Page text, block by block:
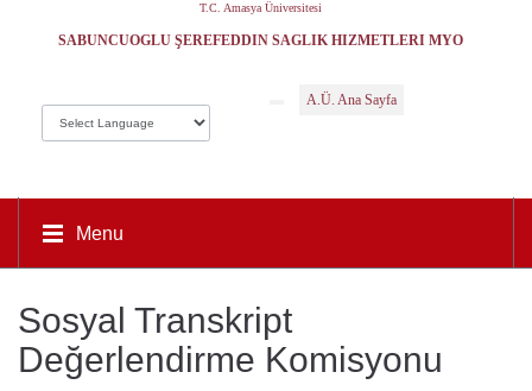
T.C. Amasya Üniversitesi
SABUNCUOĞLU ŞEREFEDDIN SAĞLIK HIZMETLERI MYO
A.Ü. Ana Sayfa
Menu
Sosyal Transkript
Değerlendirme Komisyonu